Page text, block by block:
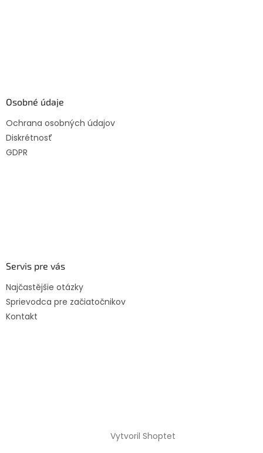
Osobné údaje
Ochrana osobných údajov
Diskrétnosť
GDPR
Servis pre vás
Najčastějšie otázky
Sprievodca pre začiatočnikov
Kontakt
Vytvoril Shoptet